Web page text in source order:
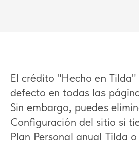
El crédito "Hecho en
defecto en todas las
Sin embargo, puedes
Configuración del sitio si
Plan Personal anual Tilda